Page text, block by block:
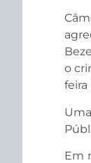
o
feira
Em